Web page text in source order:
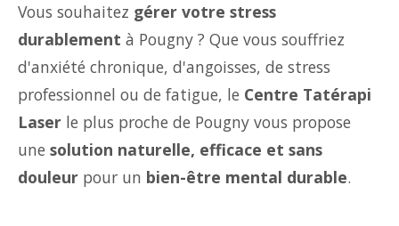
Vous souhaitez gérer votre stress
durablement à Pougny ? Que vous souffriez
d'anxiété chronique, d'angoisses, de stress
professionnel ou de fatigue, le Centre Tatérapi
Laser le plus proche de Pougny vous propose
une solution naturelle, efficace et sans
douleur pour un bien-être mental durable.